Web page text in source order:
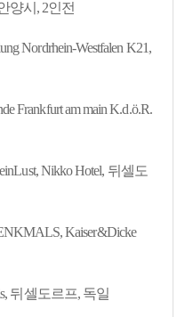
양시, 2인전
Nordrhein-Westfalen K21,
Frankfurt am main K.d.ö.R.
Nikko Hotel, 뒤셀도
Kaiser&Dicke
뒤셀도르프, 독일